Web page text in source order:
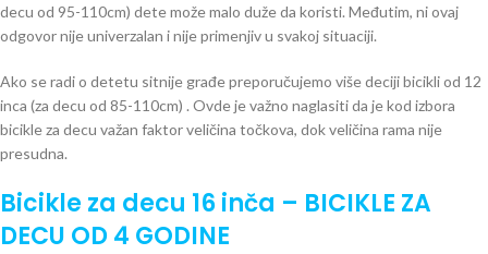
decu od 95-110cm) dete može malo duže da koristi. Međutim, ni ovaj
odgovor nije univerzalan i nije primenjiv u svakoj situaciji.
Ako se radi o detetu sitnije građe preporučujemo više deciji bicikli od 12
inca (za decu od 85-110cm) . Ovde je važno naglasiti da je kod izbora
bicikle za decu važan faktor veličina točkova, dok veličina rama nije
presudna.
Bicikle za decu 16 inča – BICIKLE ZA
DECU OD 4 GODINE